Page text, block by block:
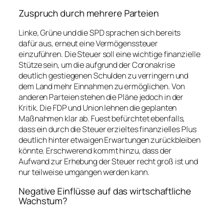
Zuspruch durch mehrere Parteien
Linke, Grüne und die SPD sprachen sich bereits
dafür aus, erneut eine Vermögenssteuer
einzuführen. Die Steuer soll eine wichtige finanzielle
Stütze sein, um die aufgrund der Coronakrise
deutlich gestiegenen Schulden zu verringern und
dem Land mehr Einnahmen zu ermöglichen. Von
anderen Parteien stehen die Pläne jedoch in der
Kritik. Die FDP und Union lehnen die geplanten
Maßnahmen klar ab. Fuest befürchtet ebenfalls,
dass ein durch die Steuer erzieltes finanzielles Plus
deutlich hinter etwaigen Erwartungen zurückbleiben
könnte. Erschwerend kommt hinzu, dass der
Aufwand zur Erhebung der Steuer recht groß ist und
nur teilweise umgangen werden kann.
Negative Einflüsse auf das wirtschaftliche
Wachstum?